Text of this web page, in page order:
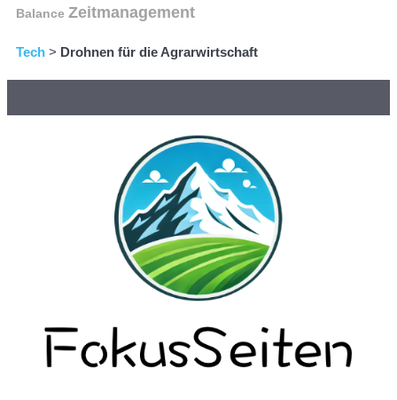
Balance Zeitmanagement
Tech > Drohnen für die Agrarwirtschaft